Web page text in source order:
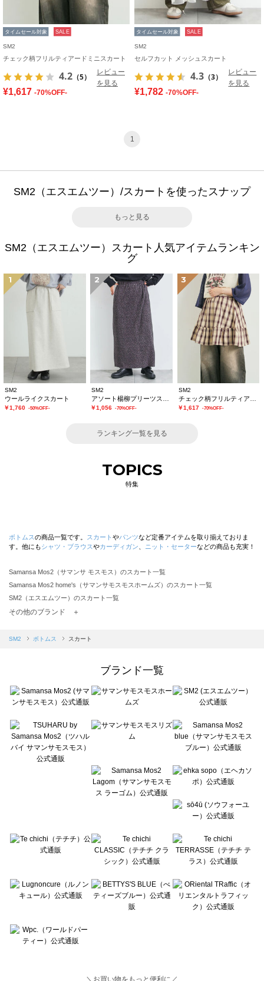
タイムセール対象 SALE
SM2
チェック柄フリルティアードミニスカート
4.2 （5）
レビュー
を見る
¥1,617 -70%OFF-
タイムセール対象 SALE
SM2
セルフカット メッシュスカート
4.3 （3）
レビュー
を見る
¥1,782 -70%OFF-
1
SM2（エスエムツー）/スカートを使ったスナップ
もっと見る
SM2（エスエムツー）スカート人気アイテムランキン
グ
1
SM2
ウールライクスカート
￥1,760 -50%OFF-
2
SM2
￥1,056 -70%OFF-
3
SM2
￥1,617 -70%OFF-
ランキング一覧を見る
TOPICS
特集
ボトムスの商品一覧です。 スカート やパンツなど定番アイテムを取り揃えておりま
す。他にもシャツ・ブラウスやカーディガン ニット・セーターなどの商品も充実！
Samansa Mos2（サマンサ モスモス）のスカート一覧
Samansa Mos2 home's（サマンサモスモスホームズ）のスカート一覧
SM2（エスエムツー）のスカート一覧
TSUHARU by Samansa Mos2（ツハルバイサマンサモスモス）のスカート一覧
Samansa Mos2 blue（サマンサモスモス ブルー）のスカート一覧
sō4ū（ソウフォーユー）のスカート一覧
Te chichi（テチチ）のスカート一覧
Te chichi CLASSIC（テチチ クラシック）のスカート一覧
Lugnoncure（ルノンキュール）のスカート一覧
BETTY'S BLUE（べティーズブルー）のスカート一覧
Wpc.（ワールドパーティー）のスカート一覧
その他のブランド ＋
SM2 ボトムス スカート
ブランド一覧
＼お買い物をもっと便利に／